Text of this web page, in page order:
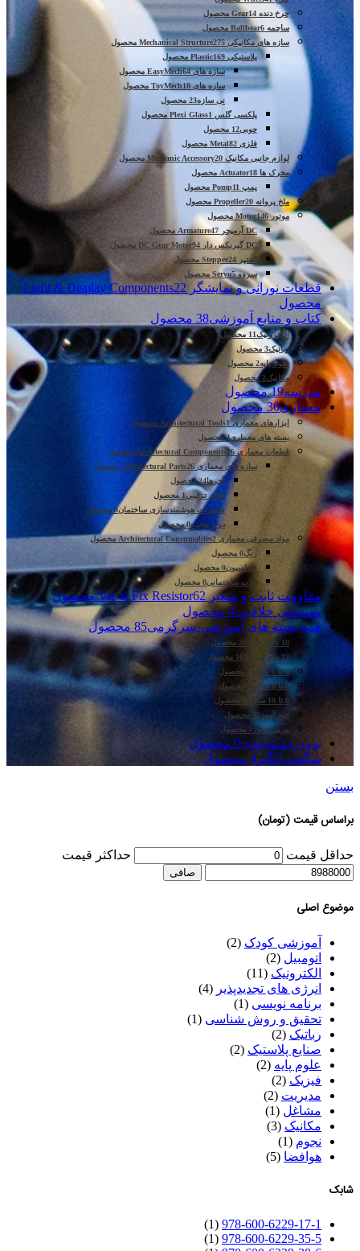
چرخ دنده Gear 14 محصول
ساچمه Ballbear 6 محصول
سازه های مکانیکی Mechanical Structure275 محصول
پلاستیکی Plastic 169 محصول
سازه های EasyMech64 محصول
سازه های ToyMech18 محصول
نی سازه23 محصول
پلکسی گلس Plexi Glass 1 محصول
چوبی12 محصول
فلزی Metal 82 محصول
لوازم جانبی مکانیک Mechanic Accessory 20 محصول
محرک ها Actuator 18 محصول
پمپ Pomp 11 محصول
ملخ پروانه Propeller 20 محصول
موتور Motor146 محصول
DC آرمیچر Armature
47 محصول
DC گیربکس دار DC Gear Motor
94 محصول
استپر Stepper 24 محصول
سروو Servo5 محصول
قطعات نورانی و نمایشگر Light & Display Components 22
محصول
کتاب و منابع آموزشی38 محصول
الکترونیک11 محصول
رباتیک3 محصول
علوم پایه2 محصول
مکانیک2 محصول
مدرسه19 محصول
معماری30 محصول
ابزارهای معماری Architectural Tools1 محصول
بسته های معماری3 محصول
قطعات معماری Architectural Components26 محصول
سازه های معماری Architectural Parts26 محصول
آجرها24 محصول
اقلام تزئینی1 محصول
تجهیزات هوشمندسازی ساختمان0 محصول
در و پنجره0 محصول
مواد مصرفی معماری Architectural Consumables2 محصول
رنگ0 محصول
فنداسیون0 محصول
ملات ساختمانی0 محصول
مقاومت ثابت و متغیر Var & Fix Resistor62 محصول
مهندسی خلاقیت8 محصول
همه بسته های آموزشی-سرگرمی85 محصول
10 تا 12 سال
26 محصول
12 سال به بالا
16 محصول
4 تا 6 سال
13 محصول
6 تا 8 سال
8 تا 10 سال
33 محصول
خود آموز15 محصول
مربی محور 7 محصول
بدون دسته‌بندی0 محصول
شگفت انگیز 4 محصول
بستن
براساس قیمت (تومان)
حداقل قیمت حداكثر قيمت
صافی
موضوع اصلی
آموزشی کودک (2)
اتومبیل (2)
الکترونیک (11)
انرژی های تجدیدپذیر (4)
برنامه نویسی (1)
تحقیق و روش شناسی (1)
رباتیک (2)
صنایع پلاستیک (2)
علوم پایه (2)
فیزیک (2)
مدیریت (2)
مشاغل (1)
مکانیک (3)
نجوم (1)
هوافضا (5)
شابک
978-600-6229-17-1
(1)
978-600-6229-35-5
(1)